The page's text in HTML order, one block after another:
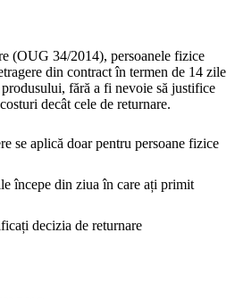
(OUG 34/2014), persoanele fizice
din contract în termen de 14 zile
fără a fi nevoie să justifice
decât cele de returnare.
se aplică doar pentru persoane fizice
începe din ziua în care ați primit
decizia de returnare